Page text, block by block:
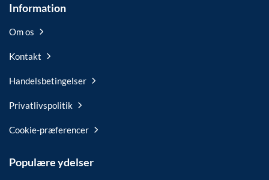
Information
Om os
Kontakt
Handelsbetingelser
Privatlivspolitik
Cookie-præferencer
Populære ydelser